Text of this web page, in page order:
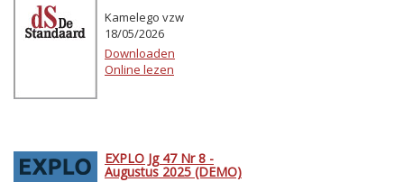
Kamelego vzw
18/05/2026
Downloaden
Online lezen
EXPLO Jg 47 Nr 8 -
Augustus 2025 (DEMO)